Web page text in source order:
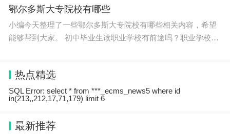
Ghobrial被质疑的实验图片。图源：David的博文
“我只能在此呈现一小部分论文造假的内容，如果读
者在PubPeer上搜索这4个人的名字，会发现情况更
鄂尔多斯大专院校有哪些
小编今天整理了一些鄂尔多斯大专院校有哪些相关内容，希望
能够帮到大家。 初中毕业生读职业学校有前途吗？职业学校专
热点精选
SQL Error: select * from ***_ecms_news5 where id
in(213,,212,17,71,179) limit 6
最新推荐